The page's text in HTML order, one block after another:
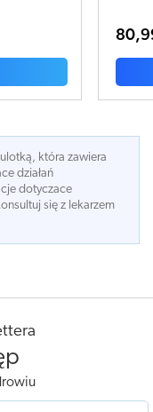
która zawiera
działań
dotyczace
się z lekarzem